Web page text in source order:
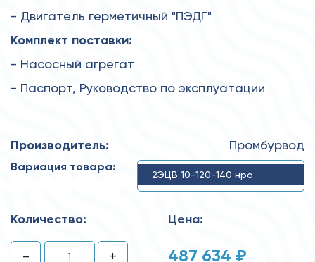
- Двигатель герметичный "ПЭДГ"
Комплект поставки:
- Насосный агрегат
- Паспорт, Руководство по эксплуатации
Производитель: Промбурвод
Вариация товара:
2ЭЦВ 10-120-140 нро
Количество:
- +
Цена:
487 634 ₽